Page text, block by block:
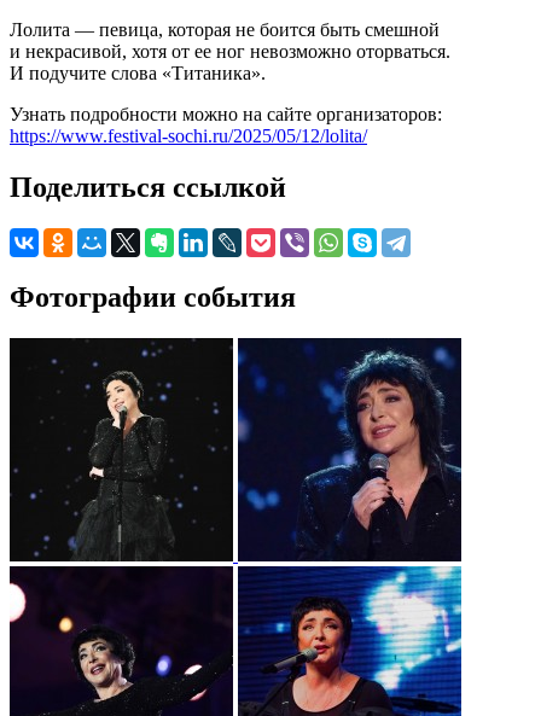
Лолита — певица, которая не боится быть смешной
и некрасивой, хотя от ее ног невозможно оторваться.
И подучите слова «Титаника».
Узнать подробности можно на сайте организаторов:
https://www.festival-sochi.ru/2025/05/12/lolita/
Поделиться ссылкой
Фотографии события